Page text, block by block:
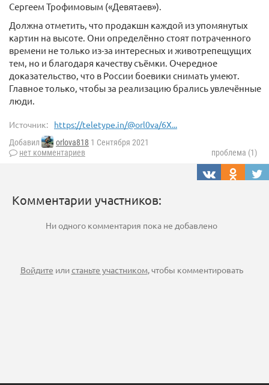
Сергеем Трофимовым («Девятаев»).
Должна отметить, что продакшн каждой из упомянутых
картин на высоте. Они определённо стоят потраченного
времени не только из-за интересных и животрепещущих
тем, но и благодаря качеству съёмки. Очередное
доказательство, что в России боевики снимать умеют.
Главное только, чтобы за реализацию брались увлечённые
люди.
Источник: https://teletype.in/@orl0va/6X...
Добавил orlova818 1 Сентября 2021
нет комментариев
проблема (1)
Комментарии участников:
Ни одного комментария пока не добавлено
Войдите илистаньте участником, чтобы комментировать